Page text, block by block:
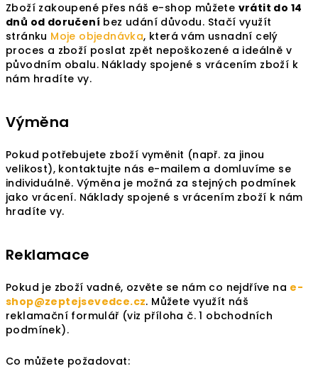
Zboží zakoupené přes náš e-shop můžete vrátit do 14
dnů od doručení bez udání důvodu. Stačí využít
stránku Moje objednávka, která vám usnadní celý
proces a zboží poslat zpět nepoškozené a ideálně v
původním obalu. Náklady spojené s vrácením zboží k
nám hradíte vy.
Výměna
Pokud potřebujete zboží vyměnit (např. za jinou
velikost), kontaktujte nás e-mailem a domluvíme se
individuálně. Výměna je možná za stejných podmínek
jako vrácení. Náklady spojené s vrácením zboží k nám
hradíte vy.
Reklamace
Pokud je zboží vadné, ozvěte se nám co nejdříve na e-
shop@zeptejsevedce.cz. Můžete využít náš
reklamační formulář (viz příloha č. 1 obchodních
podmínek).
Co můžete požadovat: